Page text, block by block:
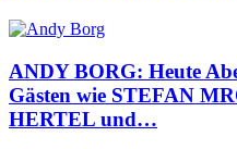
ANDY BORG: Heute
Gästen wie STEFAN
HERTEL und…